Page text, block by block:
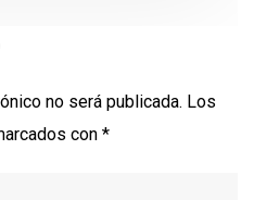
no será publicada. Los
con *